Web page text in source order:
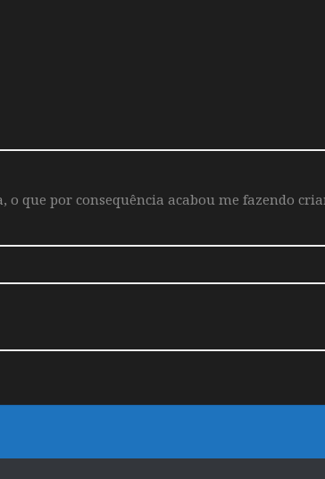
o que por consequência acabou me fazendo